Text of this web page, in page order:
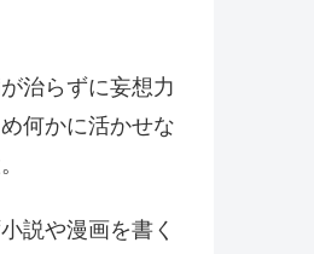
治らずに妄想力
何かに活かせな
説や漫画を書く